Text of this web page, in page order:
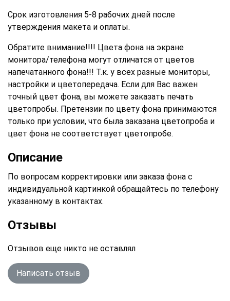
Срок изготовления 5-8 рабочих дней после
утверждения макета и оплаты.
Обратите внимание!!!! Цвета фона на экране
монитора/телефона могут отличатся от цветов
напечатанного фона!!! Т.к. у всех разные мониторы,
настройки и цветопередача. Если для Вас важен
точный цвет фона, вы можете заказать печать
цветопробы. Претензии по цвету фона принимаются
только при условии, что была заказана цветопроба и
цвет фона не соответствует цветопробе.
Описание
По вопросам корректировки или заказа фона с
индивидуальной картинкой обращайтесь по телефону
указанному в контактах.
Отзывы
Отзывов еще никто не оставлял
Написать отзыв